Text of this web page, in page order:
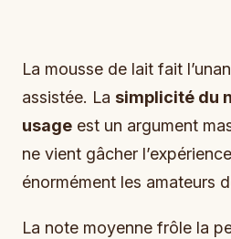
La mousse de lait fait
assistée. La simplicité du
usage est un argument
ne vient gâcher
énormément les amateurs
La note moyenne frôle la